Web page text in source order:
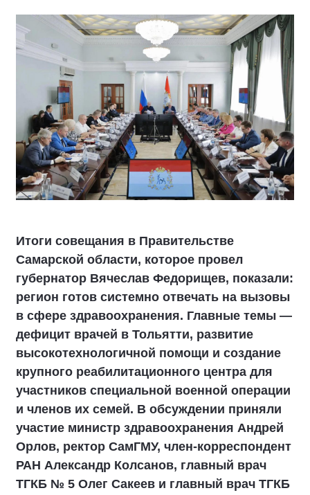
Итоги совещания в Правительстве
Самарской области, которое провел
губернатор Вячеслав Федорищев, показали:
регион готов системно отвечать на вызовы
в сфере здравоохранения. Главные темы —
дефицит врачей в Тольятти, развитие
высокотехнологичной помощи и создание
крупного реабилитационного центра для
участников специальной военной операции
и членов их семей. В обсуждении приняли
участие министр здравоохранения Андрей
Орлов, ректор СамГМУ, член-корреспондент
РАН Александр Колсанов, главный врач
ТГКБ № 5 Олег Сакеев и главный врач ТГКБ